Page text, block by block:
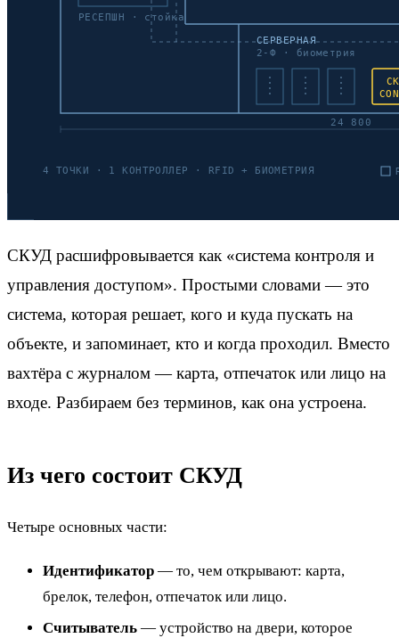
СКУД расшифровывается как «система контроля и
управления доступом». Простыми словами — это
система, которая решает, кого и куда пускать на
объекте, и запоминает, кто и когда проходил. Вместо
вахтёра с журналом — карта, отпечаток или лицо на
входе. Разбираем без терминов, как она устроена.
Из чего состоит СКУД
Четыре основных части:
Идентификатор — то, чем открывают: карта,
брелок, телефон, отпечаток или лицо.
Считыватель — устройство на двери, которое